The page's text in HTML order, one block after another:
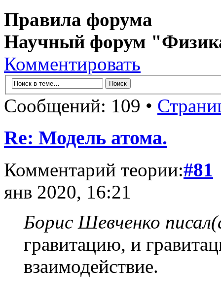
Правила форума
Научный форум
Комментировать
Сообщений: 109 •
Re: Модель атома.
Комментарий теории:#81
янв 2020, 16:21
Борис Шевченко
гравитацию, и
взаимодействие.